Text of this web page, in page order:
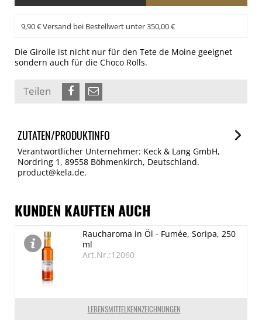
9,90 € Versand bei Bestellwert unter 350,00 €
Die Girolle ist nicht nur für den Tete de Moine geeignet
sondern auch für die Choco Rolls.
Teilen
ZUTATEN/PRODUKTINFO
Verantwortlicher Unternehmer: Keck & Lang GmbH,
Nordring 1, 89558 Böhmenkirch, Deutschland.
product@kela.de.
KUNDEN KAUFTEN AUCH
LEBENSMITTELKENNZEICHNUNGEN
Raucharoma in Öl - Fumée, Soripa, 250
ml
Art.Nr.:12060